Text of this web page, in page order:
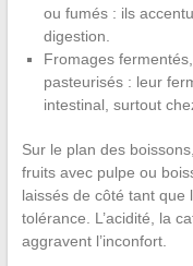
ou fumés : ils
digestion.
Fromages
pasteurisés : leur
intestinal, surtout
Sur le plan des
fruits avec pulpe ou
laissés de côté tant que
tolérance. L’acidité, la
aggravent l’inconfort.